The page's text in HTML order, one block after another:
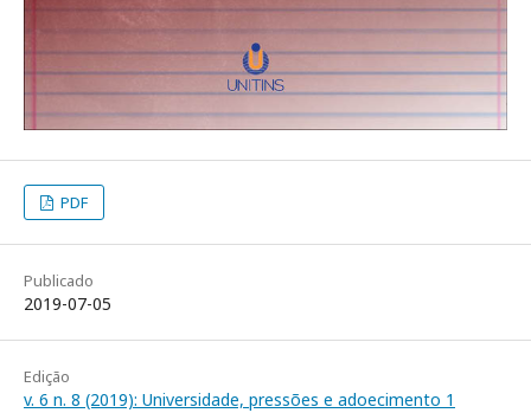
PDF
Publicado
2019-07-05
Edição
v. 6 n. 8 (2019): Universidade, pressões e adoecimento 1